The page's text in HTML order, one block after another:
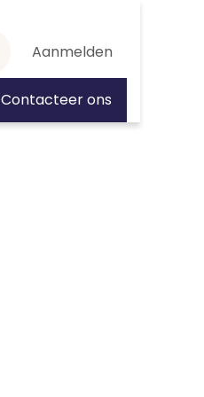
Aanmelden
Contacteer ons